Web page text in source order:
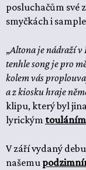
posluchačům své
smyčkách i
„Altona je nádraží v
tenhle song je pro
kolem vás
a z kiosku hraje
klipu, který byl
lyrickýmtouláním
V září vydaný
našemu